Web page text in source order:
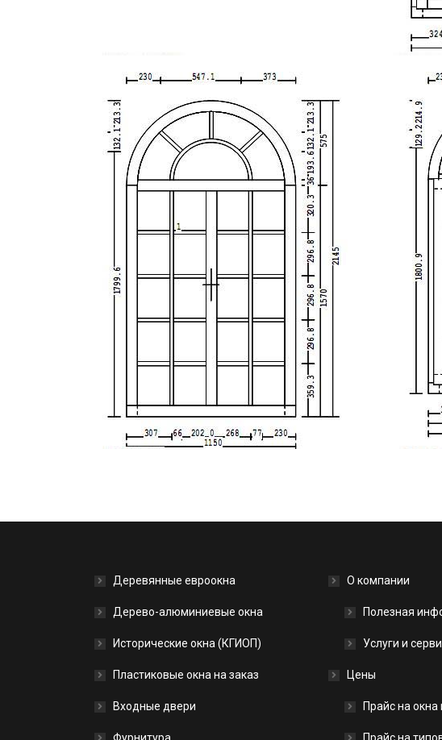
Деревянные евроокна
Дерево-алюминиевые окна
Исторические окна (КГИОП)
Пластиковые окна на заказ
Входные двери
О компании
Полезная
Услуги и
Цены
Прайс на окна